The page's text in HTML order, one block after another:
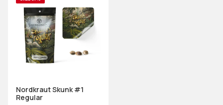
Nordkraut Skunk #1
Regular